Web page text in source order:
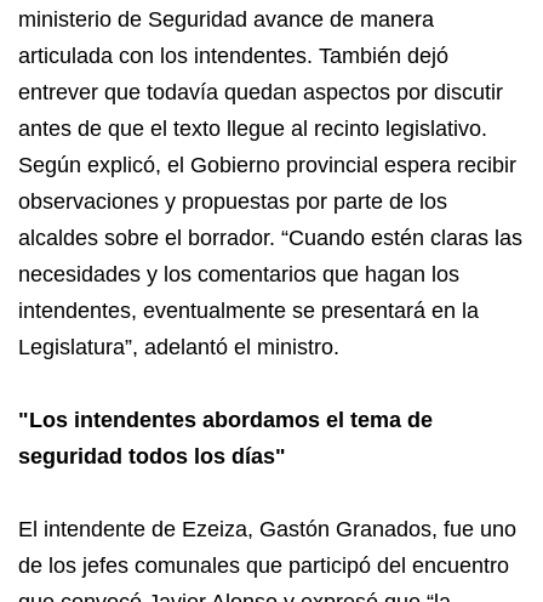
ministerio de Seguridad avance de manera
articulada con los intendentes. También dejó
entrever que todavía quedan aspectos por discutir
antes de que el texto llegue al recinto legislativo.
Según explicó, el Gobierno provincial espera recibir
observaciones y propuestas por parte de los
alcaldes sobre el borrador. “Cuando estén claras las
necesidades y los comentarios que hagan los
intendentes, eventualmente se presentará en la
Legislatura”, adelantó el ministro.
"Los intendentes abordamos el tema de
seguridad todos los días"
El intendente de Ezeiza, Gastón Granados, fue uno
de los jefes comunales que participó del encuentro